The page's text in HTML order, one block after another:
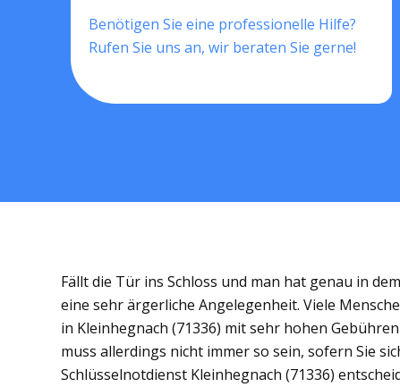
Benötigen Sie eine professionelle Hilfe?
Rufen Sie uns an, wir beraten Sie gerne!
Fällt die Tür ins Schloss und man hat genau in
eine sehr ärgerliche Angelegenheit. Viele
in Kleinhegnach (71336) mit sehr hohen
muss allerdings nicht immer so sein, sofern Sie
Schlüsselnotdienst Kleinhegnach (71336)